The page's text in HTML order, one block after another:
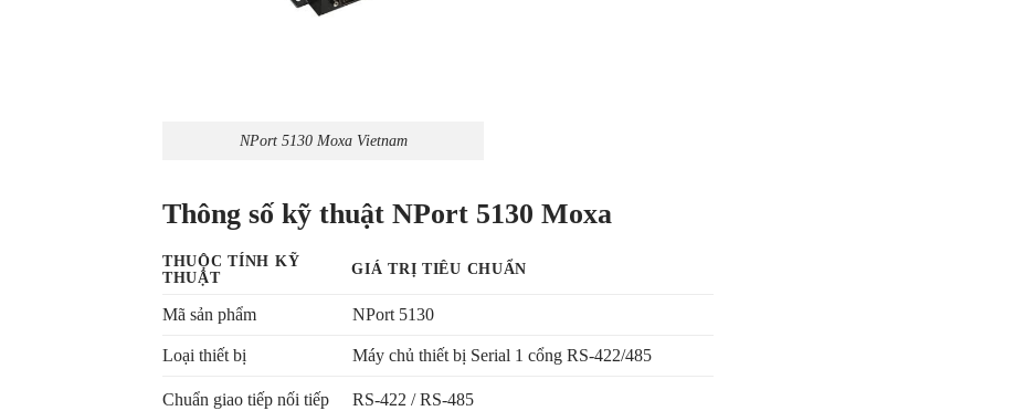
NPort 5130 Moxa Vietnam
Thông số kỹ thuật NPort 5130 Moxa
THUỘC TÍNH KỸ
THUẬT
GIÁ TRỊ TIÊU CHUẨN
Mã sản phẩm NPort 5130
Loại thiết bị Máy chủ thiết bị Serial 1 cổng RS-422/485
Chuẩn giao tiếp nối tiếp RS-422 / RS-485